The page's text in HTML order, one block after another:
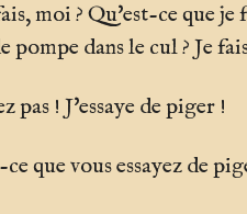
moi ? Qu'est-ce que je
pompe dans le cul ? Je
pas ! J'essaye de piger !
que vous essayez de